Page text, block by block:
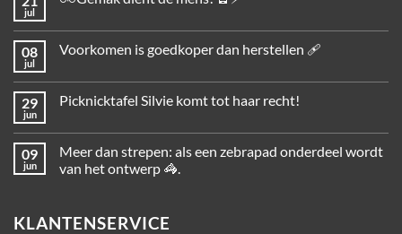
jul
08
jul
Voorkomen is goedkoper dan herstellen 🩹
29
jun
Picknicktafel Silvie komt tot haar recht!
09
jun
Meer dan strepen: als een zebrapad onderdeel wordt
van het ontwerp 🦓.
KLANTENSERVICE